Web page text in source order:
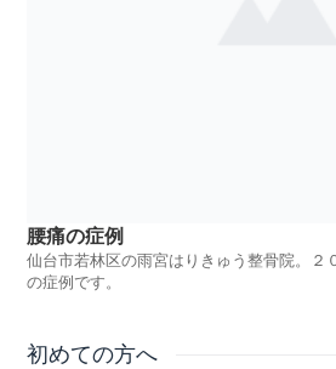
腰痛の症例
仙台市若林区の雨宮はりきゅう整骨院。２
の症例です。
初めての方へ